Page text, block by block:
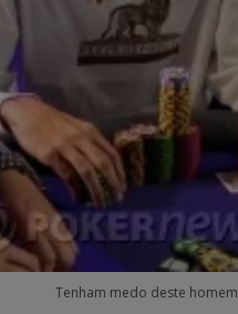
Tenham medo deste homem